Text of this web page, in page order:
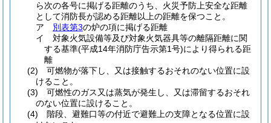
ら次の各号に掲げる距離のうち、火災予防上安全な距離
として消防長が認める距離以上の距離を保つこと。
ア
別表第3の炉の項に掲げる距離
イ
対象火気設備等及び対象火気器具等の離隔距離に関
する基準(平成14年消防庁告示第1号)により得られる距
離
(2)
可燃物が落下し、又は接触するおそれのない位置に設
けること。
(3)
可燃性のガス又は蒸気が発生し、又は滞留するおそれ
のない位置に設けること。
(4)
階段、避難口等の付近で避難上の支障となる位置に設